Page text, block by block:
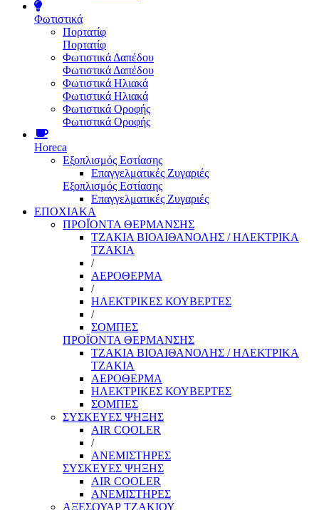
Φωτιστικά
Πορτατίφ
Πορτατίφ
Φωτιστικά Δαπέδου
Φωτιστικά Δαπέδου
Φωτιστικά Ηλιακά
Φωτιστικά Ηλιακά
Φωτιστικά Οροφής
Φωτιστικά Οροφής
Horeca
Εξοπλισμός Εστίασης
Επαγγελματικές Ζυγαριές
Εξοπλισμός Εστίασης
Επαγγελματικές Ζυγαριές
ΕΠΟΧΙΑΚΑ
ΠΡΟΪΟΝΤΑ ΘΕΡΜΑΝΣΗΣ
ΤΖΑΚΙΑ ΒΙΟΑΙΘΑΝΟΛΗΣ / ΗΛΕΚΤΡΙΚΑ
ΤΖΑΚΙΑ
/
ΑΕΡΟΘΕΡΜΑ
/
ΗΛΕΚΤΡΙΚΕΣ ΚΟΥΒΕΡΤΕΣ
/
ΣΟΜΠΕΣ
ΠΡΟΪΟΝΤΑ ΘΕΡΜΑΝΣΗΣ
ΤΖΑΚΙΑ ΒΙΟΑΙΘΑΝΟΛΗΣ / ΗΛΕΚΤΡΙΚΑ
ΤΖΑΚΙΑ
ΑΕΡΟΘΕΡΜΑ
ΗΛΕΚΤΡΙΚΕΣ ΚΟΥΒΕΡΤΕΣ
ΣΟΜΠΕΣ
ΣΥΣΚΕΥΕΣ ΨΗΞΗΣ
AIR COOLER
/
ΑΝΕΜΙΣΤΗΡΕΣ
ΣΥΣΚΕΥΕΣ ΨΗΞΗΣ
AIR COOLER
ΑΝΕΜΙΣΤΗΡΕΣ
ΑΞΕΣΟΥΑΡ ΤΖΑΚΙΟΥ